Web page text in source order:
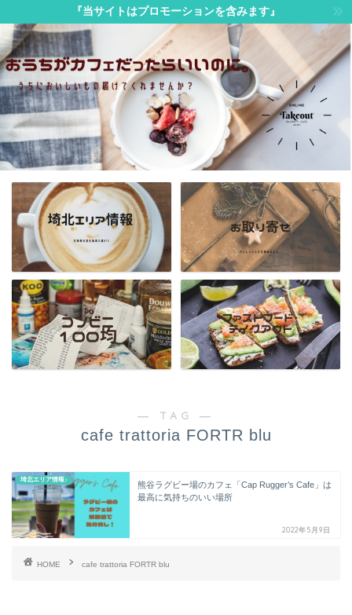
『当サイトはプロモーションを含みます』
― TAG ―
cafe trattoria FORTR blu
埼北エリア情報♪
熊谷ラグビー場のカフェ「Cap Rugger’s Cafe」は
最高に気持ちのいい場所
2022年5月9日
HOME cafe trattoria FORTR blu